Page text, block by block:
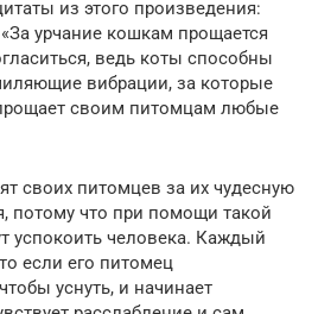
из этого произведения:
урчание кошкам прощается
ведь коты способны
вибрации, за которые
своим питомцам любые
своих питомцев за их чудесную
потому что при помощи такой
успокоить человека. Каждый
если его питомец
уснуть, и начинает